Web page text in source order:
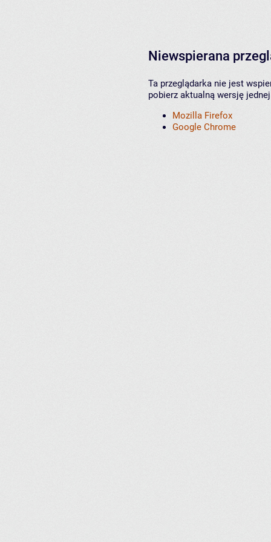
Niewspierana
Ta przeglądarka nie jest
pobierz aktualną wersję
Mozilla Firefox
Google Chrome